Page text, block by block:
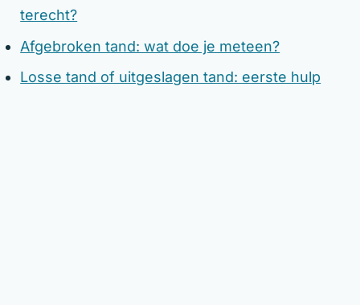
terecht?
Afgebroken tand: wat doe je meteen?
Losse tand of uitgeslagen tand: eerste hulp